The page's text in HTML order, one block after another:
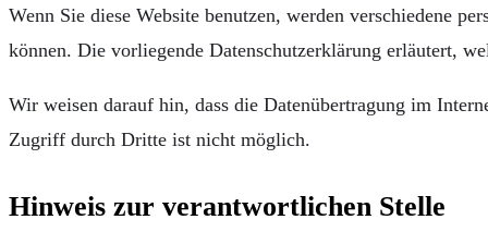
Wenn Sie diese Website benutzen, werden verschiedene
können. Die vorliegende Datenschutzerklärung erläutert,
Wir weisen darauf hin, dass die Datenübertragung im
Zugriff durch Dritte ist nicht möglich.
Hinweis zur verantwortlichen Stelle